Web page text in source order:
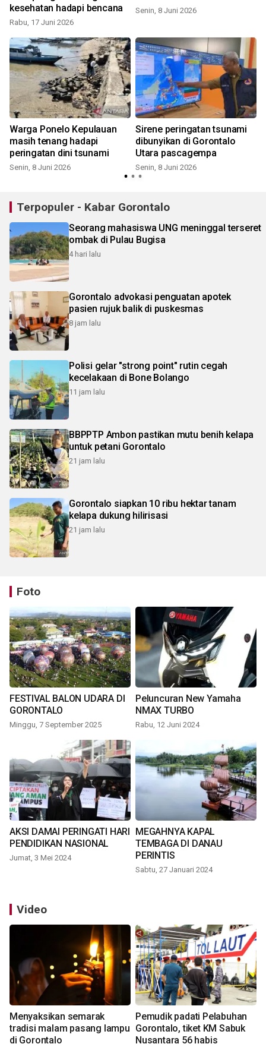
kesehatan hadapi bencana
Rabu, 17 Juni 2026
Senin, 8 Juni 2026
Warga Ponelo Kepulauan
masih tenang hadapi
peringatan dini tsunami
Senin, 8 Juni 2026
Sirene peringatan tsunami
dibunyikan di Gorontalo
Utara pascagempa
Senin, 8 Juni 2026
Terpopuler - Kabar Gorontalo
Seorang mahasiswa UNG meninggal terseret
ombak di Pulau Bugisa
4 hari lalu
Gorontalo advokasi penguatan apotek
pasien rujuk balik di puskesmas
8 jam lalu
Polisi gelar "strong point" rutin cegah
kecelakaan di Bone Bolango
11 jam lalu
BBPPTP Ambon pastikan mutu benih kelapa
untuk petani Gorontalo
21 jam lalu
Gorontalo siapkan 10 ribu hektar tanam
kelapa dukung hilirisasi
21 jam lalu
Foto
FESTIVAL BALON UDARA DI
GORONTALO
Minggu, 7 September 2025
Peluncuran New Yamaha
NMAX TURBO
Rabu, 12 Juni 2024
AKSI DAMAI PERINGATI HARI
PENDIDIKAN NASIONAL
Jumat, 3 Mei 2024
MEGAHNYA KAPAL
TEMBAGA DI DANAU
PERINTIS
Sabtu, 27 Januari 2024
Video
Menyaksikan semarak
tradisi malam pasang lampu
di Gorontalo
Pemudik padati Pelabuhan
Gorontalo, tiket KM Sabuk
Nusantara 56 habis